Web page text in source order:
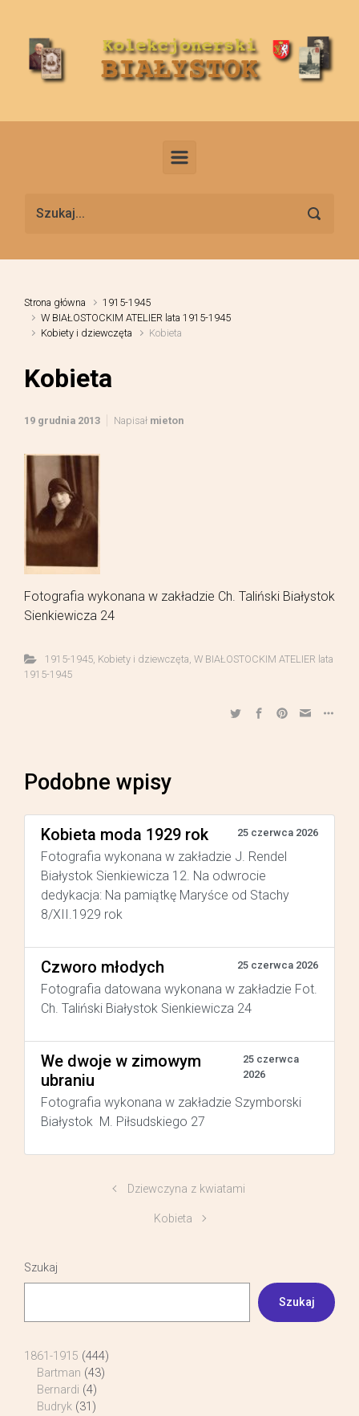
Strona główna
1915-1945
W BIAŁOSTOCKIM ATELIER lata 1915-1945
Kobiety i dziewczęta
Kobieta
Kobieta
19 grudnia 2013 Napisał mieton
Fotografia wykonana w zakładzie Ch. Taliński Białystok
Sienkiewicza 24
1915-1945, Kobiety i dziewczęta W BIAŁOSTOCKIM ATELIER lata
1915-1945
Podobne wpisy
Kobieta moda 1929 rok 25 czerwca 2026
Fotografia wykonana w zakładzie J. Rendel
Białystok Sienkiewicza 12. Na odwrocie
dedykacja: Na pamiątkę Maryśce od Stachy
8/XII.1929 rok
Czworo młodych 25 czerwca 2026
Fotografia datowana wykonana w zakładzie Fot.
Ch. Taliński Białystok Sienkiewicza 24
We dwoje w zimowym
ubraniu
25 czerwca
2026
Fotografia wykonana w zakładzie Szymborski
Białystok M. Piłsudskiego 27
Dziewczyna z kwiatami
Kobieta
Szukaj
Szukaj
1861-1915 (444)
Bartman (43)
Bernardi (4)
Budryk (31)